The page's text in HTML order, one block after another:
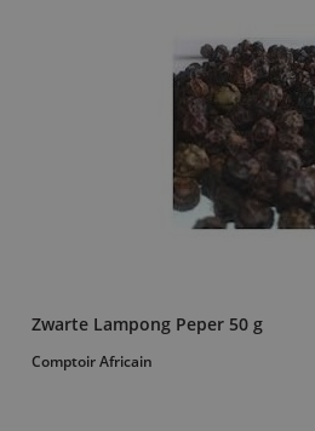
Zwarte Lampong Peper 50 g
Comptoir Africain